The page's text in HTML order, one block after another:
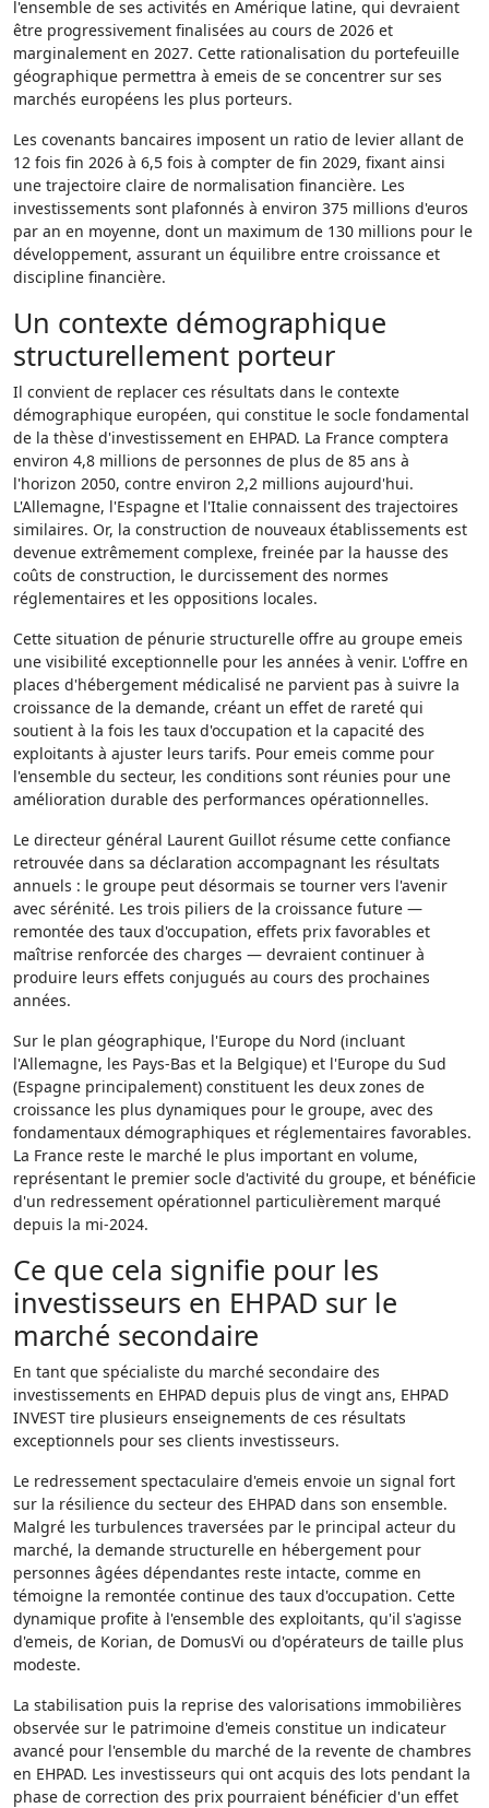
l'ensemble de ses activités en Amérique latine, qui devraient
être progressivement finalisées au cours de 2026 et
marginalement en 2027. Cette rationalisation du portefeuille
géographique permettra à emeis de se concentrer sur ses
marchés européens les plus porteurs.
Les covenants bancaires imposent un ratio de levier allant de
12 fois fin 2026 à 6,5 fois à compter de fin 2029, fixant ainsi
une trajectoire claire de normalisation financière. Les
investissements sont plafonnés à environ 375 millions d'euros
par an en moyenne, dont un maximum de 130 millions pour le
développement, assurant un équilibre entre croissance et
discipline financière.
Un contexte démographique
structurellement porteur
Il convient de replacer ces résultats dans le contexte
démographique européen, qui constitue le socle fondamental
de la thèse d'investissement en EHPAD. La France comptera
environ 4,8 millions de personnes de plus de 85 ans à
l'horizon 2050, contre environ 2,2 millions aujourd'hui.
L'Allemagne, l'Espagne et l'Italie connaissent des trajectoires
similaires. Or, la construction de nouveaux établissements est
devenue extrêmement complexe, freinée par la hausse des
coûts de construction, le durcissement des normes
réglementaires et les oppositions locales.
Cette situation de pénurie structurelle offre au groupe emeis
une visibilité exceptionnelle pour les années à venir. L'offre en
places d'hébergement médicalisé ne parvient pas à suivre la
croissance de la demande, créant un effet de rareté qui
soutient à la fois les taux d'occupation et la capacité des
exploitants à ajuster leurs tarifs. Pour emeis comme pour
l'ensemble du secteur, les conditions sont réunies pour une
amélioration durable des performances opérationnelles.
Le directeur général Laurent Guillot résume cette confiance
retrouvée dans sa déclaration accompagnant les résultats
annuels : le groupe peut désormais se tourner vers l'avenir
avec sérénité. Les trois piliers de la croissance future —
remontée des taux d'occupation, effets prix favorables et
maîtrise renforcée des charges — devraient continuer à
produire leurs effets conjugués au cours des prochaines
années.
Sur le plan géographique, l'Europe du Nord (incluant
l'Allemagne, les Pays-Bas et la Belgique) et l'Europe du Sud
(Espagne principalement) constituent les deux zones de
croissance les plus dynamiques pour le groupe, avec des
fondamentaux démographiques et réglementaires favorables.
La France reste le marché le plus important en volume,
représentant le premier socle d'activité du groupe, et bénéficie
d'un redressement opérationnel particulièrement marqué
depuis la mi-2024.
Ce que cela signifie pour les
investisseurs en EHPAD sur le
marché secondaire
En tant que spécialiste du marché secondaire des
investissements en EHPAD depuis plus de vingt ans, EHPAD
INVEST tire plusieurs enseignements de ces résultats
exceptionnels pour ses clients investisseurs.
Le redressement spectaculaire d'emeis envoie un signal fort
sur la résilience du secteur des EHPAD dans son ensemble.
Malgré les turbulences traversées par le principal acteur du
marché, la demande structurelle en hébergement pour
personnes âgées dépendantes reste intacte, comme en
témoigne la remontée continue des taux d'occupation. Cette
dynamique profite à l'ensemble des exploitants, qu'il s'agisse
d'emeis, de Korian, de DomusVi ou d'opérateurs de taille plus
modeste.
La stabilisation puis la reprise des valorisations immobilières
observée sur le patrimoine d'emeis constitue un indicateur
avancé pour l'ensemble du marché de la revente de chambres
en EHPAD. Les investisseurs qui ont acquis des lots pendant la
phase de correction des prix pourraient bénéficier d'un effet